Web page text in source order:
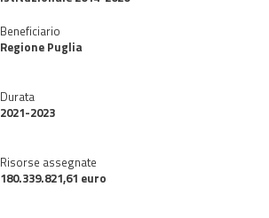
Beneficiario
Regione Puglia
Durata
2021-2023
Risorse assegnate
180.339.821,61 euro